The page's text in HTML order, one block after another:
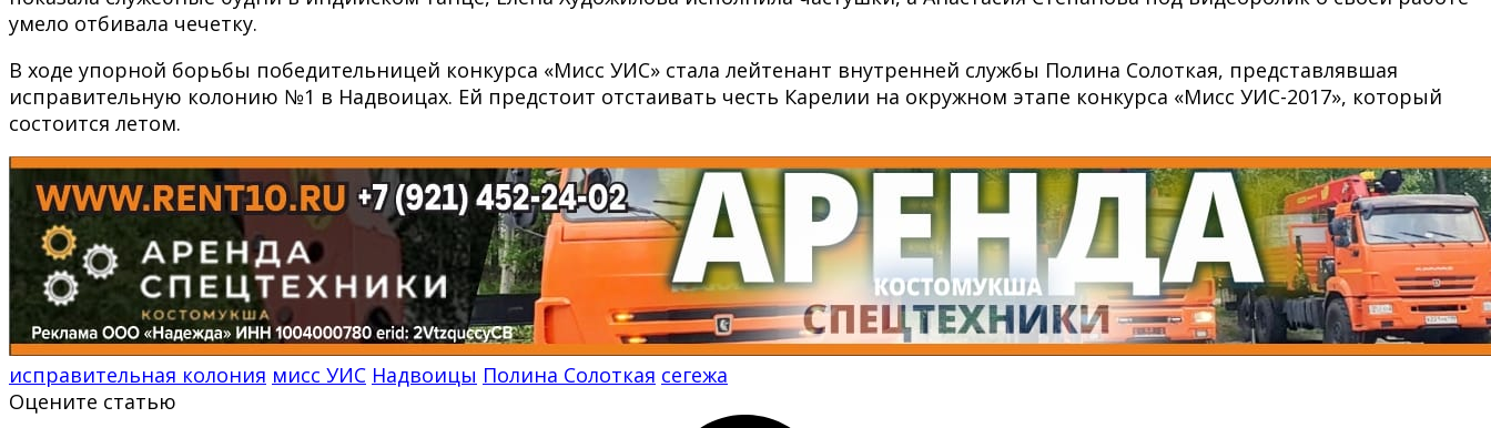
умело отбивала чечетку.
В ходе упорной борьбы победительницей конкурса «Мисс УИС» стала лейтенант внутренней службы Полина Солоткая, представлявшая
исправительную колонию №1 в Надвоицах. Ей предстоит отстаивать честь Карелии на окружном этапе конкурса «Мисс УИС-2017», который
состоится летом.
исправительная колония мисс УИС Надвоицы Полина Солоткая сегежа
Оцените статью